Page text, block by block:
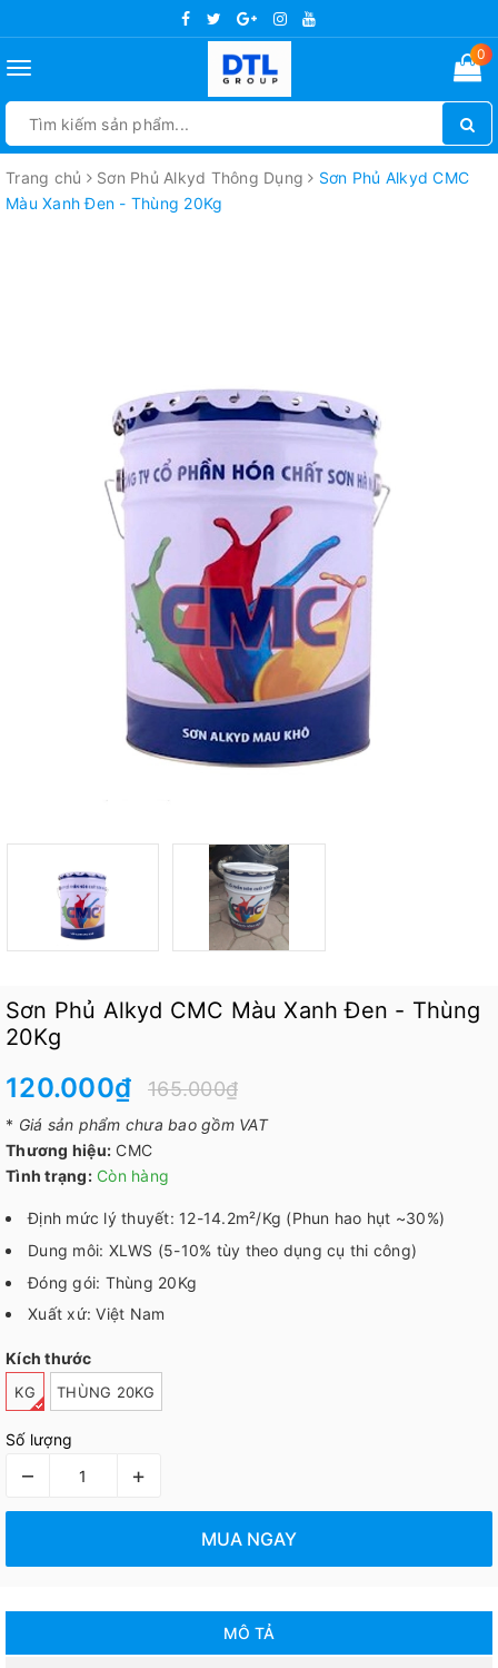
Toggle
0
Trang chủ Sơn Phủ Alkyd Thông Dụng
Sơn Phủ Alkyd CMC
Màu Xanh Đen - Thùng 20Kg
Sơn Phủ Alkyd CMC Màu Xanh Đen - Thùng
20Kg
120.000₫ 165.000₫
* Giá sản phẩm chưa bao gồm VAT
Thương hiệu: CMC
Tình trạng: Còn hàng
Định mức lý thuyết: 12-14.2m²/Kg (Phun hao hụt ~30%)
Dung môi: XLWS (5-10% tùy theo dụng cụ thi công)
Đóng gói: Thùng 20Kg
Xuất xứ: Việt Nam
Kích thước
KG THÙNG 20KG
Số lượng
– +
MUA NGAY
MÔ TẢ